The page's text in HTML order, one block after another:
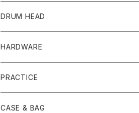
PEARL
TAMA
PEARL
CYMBAL
ZILDJIAN
SABIAN
ACCESSORY
MUTE
BEATER
STICK
DRUM STICK
ELECTRICK DRUM
CONGA
BONGO
TABLA BONGO
DJEMBE
DARBUKA
CONCERT SNARE
CONCERT CYMBAL
PAIR CYMBAL
SUSPENDED CYMBAL
小物楽器
TAMBORIN
STICK
DRUM HEAD
SNARE HEAD
REMO
EVANS
TOM HEAD
6" HEAD
BASS DRUM HEAD
HARDWARE
Cymbal Stands
Boom Stand
Snare Stands
PRACTICE
CYMBAL
CASE & BAG